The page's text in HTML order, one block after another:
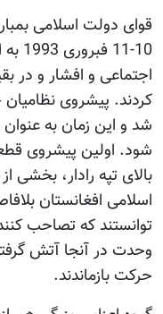
قوای دولت اسلامی
10-
اجتماعی و افشار و در
شد و این زمان به
شود. اولین پیشروی
بالای تپه رادار، بخشی
اسلامی افغانستان
توانستند که تصاحب
وحدت در آنجا آتش
حرکت بازماندند.